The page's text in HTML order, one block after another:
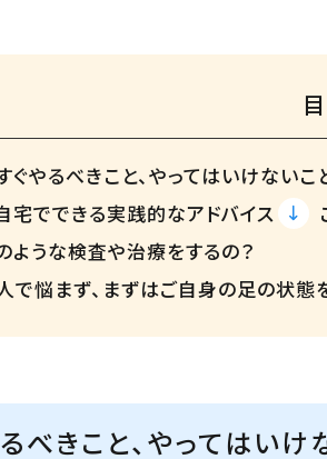
ぐやるべきこと、やってはいけないこ
宅でできる実践的なアドバイス
ような検査や治療をするの？
で悩まず、まずはご自身の足の状態
べきこと、やってはいけ